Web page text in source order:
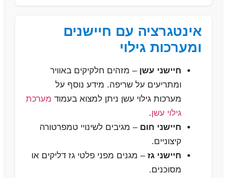
אינטגרציה עם חיישנים
ומערכות גילוי
חיישני עשן – מזהים חלקיקים באוויר
ומתריעים על שריפה. מידע נוסף על
מערכות גילוי עשן ניתן למצוא בעמוד מערכת
גילוי עשן.
חיישני חום – מגיבים לשינויי טמפרטורה
קיצוניים.
חיישני גז – מגנים מפני פלטי גז דליקים או
מסוכנים.